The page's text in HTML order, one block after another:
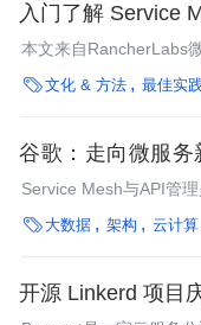
入门了解 Service
本文来自RancherLabs
文化 & 方法 最佳实
谷歌：走向微服务
理可能还不够
Service Mesh与API管
与服务及API相关的多种
 大数据 架构 云计算
开源 Linkerd 项目